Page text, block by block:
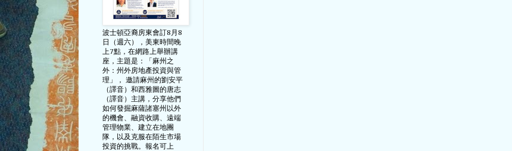
波士頓亞裔房東會訂8月8
日（週六），美東時間晚
上7點，在網路上舉辦講
座，主題是：「麻州之
外：州外房地產投資與管
理」， 邀請麻州的劉安平
（譯音）和西雅圖的唐志
（譯音）主講，分享他們
如何發掘麻薩諸塞州以外
的機會、融資收購、遠端
管理物業、建立在地團
隊，以及克服在陌生市場
投資的挑戰。報名可上